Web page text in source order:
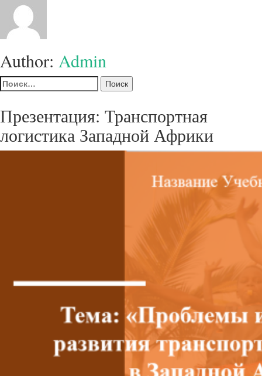
записям
Author: Admin
Найти:
Презентация: Транспортная
логистика Западной Африки